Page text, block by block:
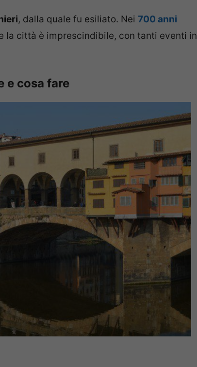
, dalla quale fu esiliato. Nei 700 anni
la città è imprescindibile, con tanti eventi in
e cosa fare